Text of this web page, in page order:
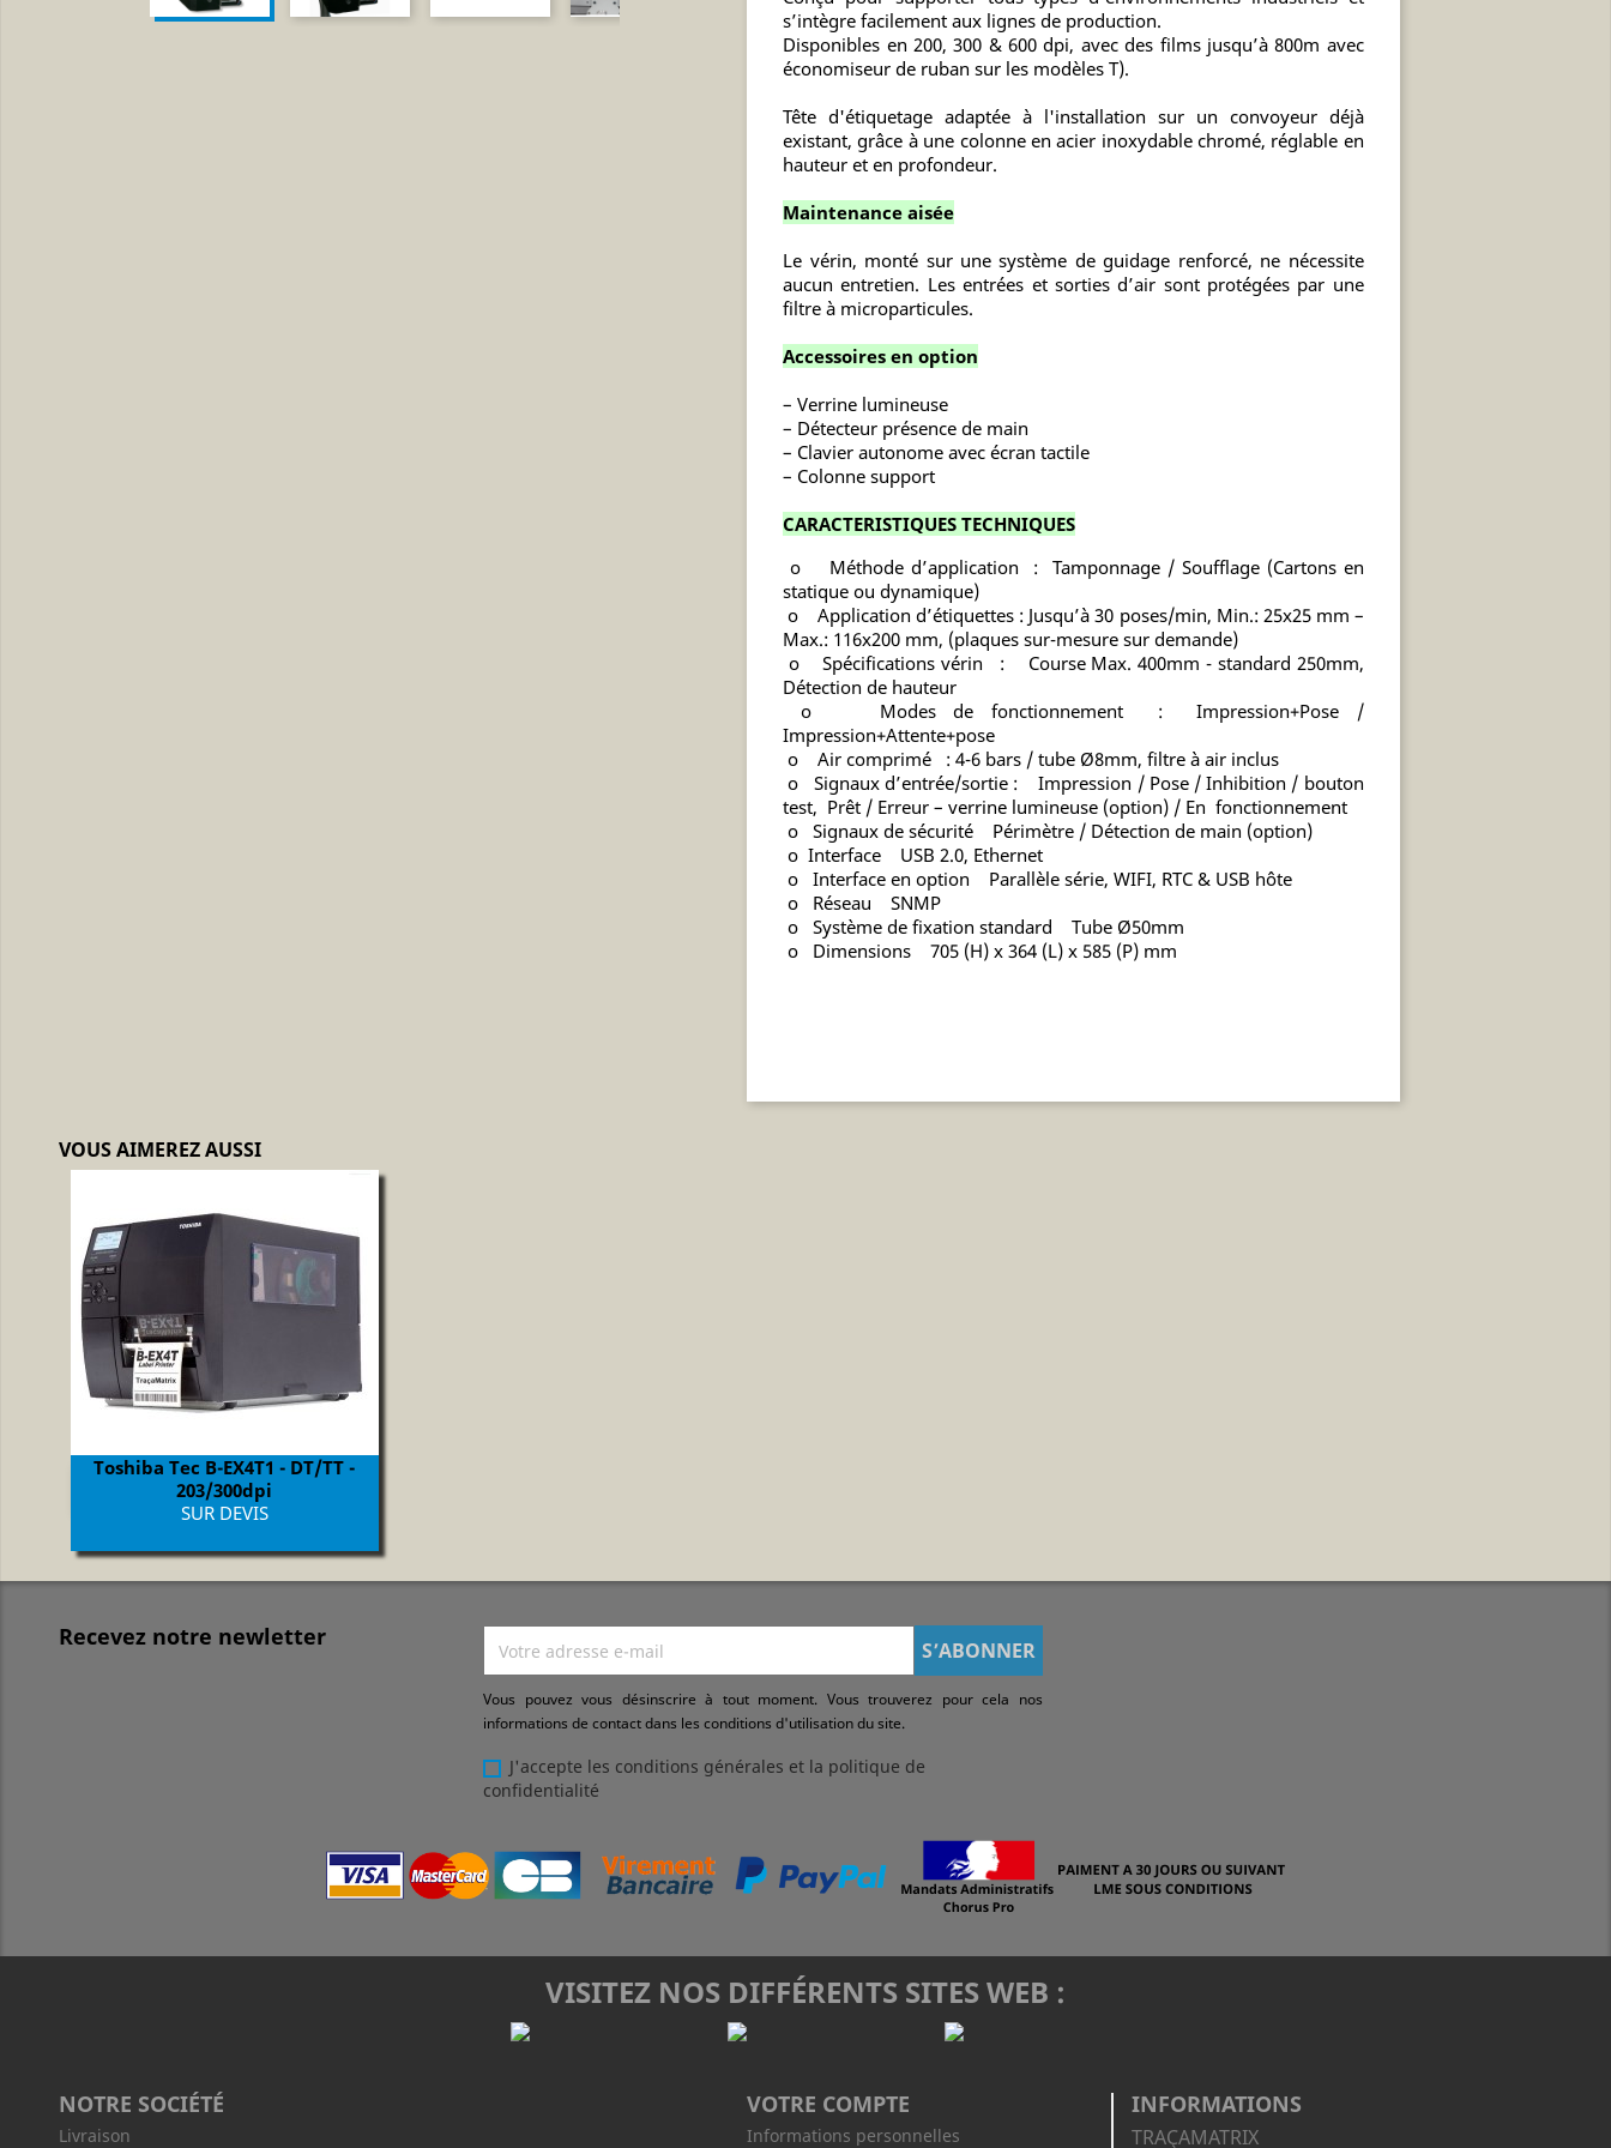
s’intègre facilement aux lignes de production.
Disponibles en 200, 300 & 600 dpi, avec des films jusqu’à 800m avec
économiseur de ruban sur les modèles T).
Tête d'étiquetage adaptée à l'installation sur un convoyeur déjà
existant, grâce à une colonne en acier inoxydable chromé, réglable en
hauteur et en profondeur.
Maintenance aisée
Le vérin, monté sur une système de guidage renforcé, ne nécessite
aucun entretien. Les entrées et sorties d’air sont protégées par une
filtre à microparticules.
Accessoires en option
– Verrine lumineuse
– Détecteur présence de main
– Clavier autonome avec écran tactile
– Colonne support
CARACTERISTIQUES TECHNIQUES
o Méthode d’application : Tamponnage / Soufflage (Cartons en
statique ou dynamique)
o Application d’étiquettes : Jusqu’à 30 poses/min, Min.: 25x25 mm –
Max.: 116x200 mm, (plaques sur-mesure sur demande)
o Spécifications vérin : Course Max. 400mm - standard 250mm,
Détection de hauteur
o Modes de fonctionnement : Impression+Pose /
Impression+Attente+pose
o Air comprimé : 4-6 bars / tube Ø8mm, filtre à air inclus
o Signaux d’entrée/sortie : Impression / Pose / Inhibition / bouton
test, Prêt / Erreur – verrine lumineuse (option) / En fonctionnement
o Signaux de sécurité Périmètre / Détection de main (option)
o Interface USB 2.0, Ethernet
o Interface en option Parallèle série, WIFI, RTC & USB hôte
o Réseau SNMP
o Système de fixation standard Tube Ø50mm
o Dimensions 705 (H) x 364 (L) x 585 (P) mm
VOUS AIMEREZ AUSSI
Toshiba Tec B-EX4T1 - DT/TT -
203/300dpi
Prix
SUR DEVIS
Aperçu rapide
Recevez notre newletter
Vous pouvez vous désinscrire à tout moment. Vous trouverez pour cela nos
informations de contact dans les conditions d'utilisation du site.
J'accepte les conditions générales et la politique de
confidentialité
VISITEZ NOS DIFFÉRENTS SITES WEB :
NOTRE SOCIÉTÉ
Livraison
VOTRE COMPTE
Informations personnelles
INFORMATIONS
TRAÇAMATRIX